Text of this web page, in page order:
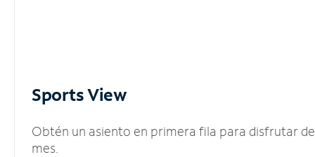
Sports View
Obtén un asiento en primera fila para disfrutar
mes.